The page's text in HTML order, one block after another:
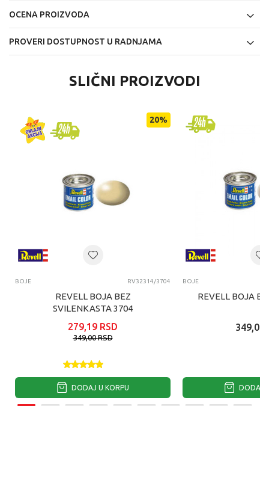
OCENA PROIZVODA
PROVERI DOSTUPNOST U RADNJAMA
SLIČNI PROIZVODI
20%
BOJE RV32314/3704
REVELL BOJA BEZ
SVILENKASTA 3704
279,19 RSD
349,00RSD
DODAJ U KORPU
BOJE
REVELL BOJA
349,00
DODAJ